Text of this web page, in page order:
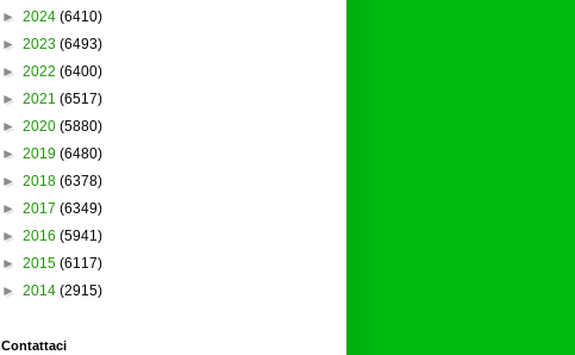
► 2024 (6410)
► 2023 (6493)
► 2022 (6400)
► 2021 (6517)
► 2020 (5880)
► 2019 (6480)
► 2018 (6378)
► 2017 (6349)
► 2016 (5941)
► 2015 (6117)
► 2014 (2915)
Contattaci